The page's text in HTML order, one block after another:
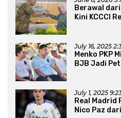
Berawal
Kini KCCCI
July 16, 2025
Menko PKP
BJB Jadi
July 1, 2025
Real Madrid
Nico Paz